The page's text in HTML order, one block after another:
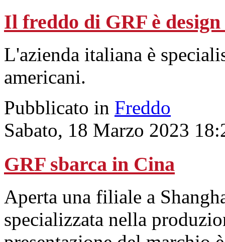
Il freddo di GRF è design
L'azienda italiana è
americani.
Pubblicato in Freddo
Sabato, 18 Marzo 2023
GRF sbarca in Cina
Aperta una filiale a
specializzata nella